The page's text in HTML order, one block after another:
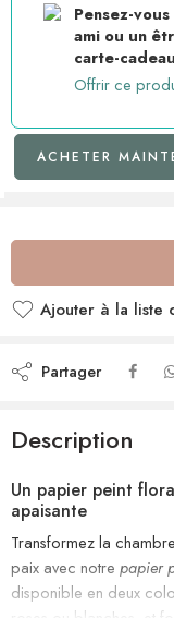
Pensez-
ami ou un
carte-
Offrir ce
ACHETER
Ajouter à la liste
Partager
Description
Un papier peint
apaisante
Transformez la
paix avec notre papier
disponible en deux